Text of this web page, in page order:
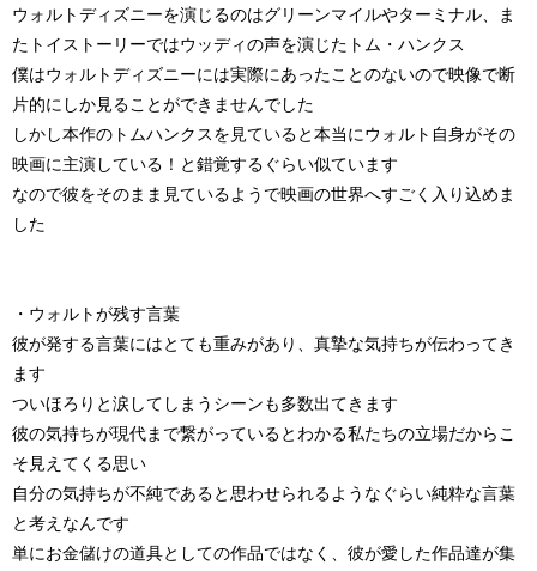
ウォルトディズニーを演じるのはグリーンマイルやターミナル、ま
たトイストーリーではウッディの声を演じたトム・ハンクス
僕はウォルトディズニーには実際にあったことのないので映像で断
片的にしか見ることができませんでした
しかし本作のトムハンクスを見ていると本当にウォルト自身がその
映画に主演している！と錯覚するぐらい似ています
なので彼をそのまま見ているようで映画の世界へすごく入り込めま
した
・ウォルトが残す言葉
彼が発する言葉にはとても重みがあり、真摯な気持ちが伝わってき
ます
ついほろりと涙してしまうシーンも多数出てきます
彼の気持ちが現代まで繋がっているとわかる私たちの立場だからこ
そ見えてくる思い
自分の気持ちが不純であると思わせられるようなぐらい純粋な言葉
と考えなんです
単にお金儲けの道具としての作品ではなく、彼が愛した作品達が集